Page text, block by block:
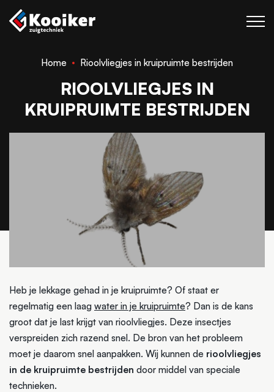
Zuigtechniek
Blaastechniek
Home Rioolvliegjes in kruipruimte bestrijden
RIOOLVLIEGJES IN
KRUIPRUIMTE BESTRIJDEN
Heb je lekkage gehad in je kruipruimte? Of staat er
regelmatig een laag water in je kruipruimte? Dan is de kans
groot dat je last krijgt van rioolvliegjes. Deze insectjes
verspreiden zich razend snel. De bron van het probleem
moet je daarom snel aanpakken. Wij kunnen de rioolvliegjes
in de kruipruimte bestrijden door middel van speciale
technieken.